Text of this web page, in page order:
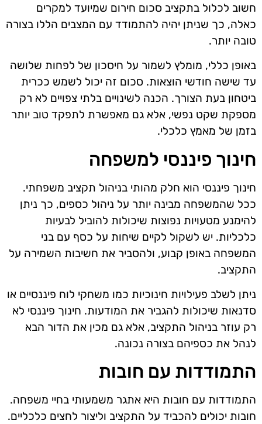
חשוב לכלול בתקציב סכום חירום שמיועד למקרים
כאלה, כך שניתן יהיה להתמודד עם המצבים הללו בצורה
טובה יותר.
באופן כללי, מומלץ לשמור על חיסכון של לפחות שלושה
עד שישה חודשי הוצאות. סכום זה יכול לשמש ככרית
ביטחון בעת הצורך. הכנה לשינויים בלתי צפויים לא רק
מספקת שקט נפשי, אלא גם מאפשרת לתפקד טוב יותר
בזמן של מאמץ כלכלי.
חינוך פיננסי למשפחה
חינוך פיננסי הוא חלק מהותי בניהול תקציב משפחתי.
ככל שהמשפחה מבינה יותר על ניהול כספים, כך ניתן
להימנע מטעויות נפוצות שיכולות להוביל לבעיות
כלכליות. יש לשקול לקיים שיחות על כסף עם בני
המשפחה באופן קבוע, ולהסביר את חשיבות השמירה על
התקציב.
ניתן לשלב פעילויות חינוכיות כמו משחקי לוח פיננסיים או
סדנאות שיכולות להגביר את המודעות. חינוך פיננסי לא
רק עוזר בניהול התקציב, אלא גם מכין את הדור הבא
לנהל את כספיהם בצורה נכונה.
התמודדות עם חובות
התמודדות עם חובות היא אתגר משמעותי בחיי משפחה.
חובות יכולים להכביד על התקציב וליצור לחצים כלכליים.